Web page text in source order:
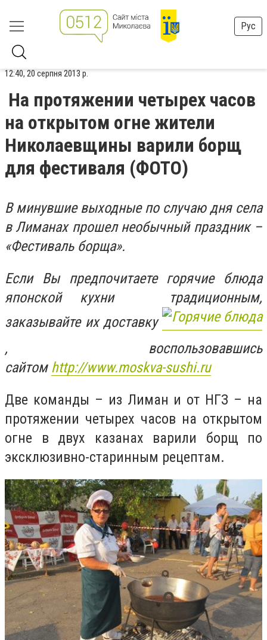
Рус
12:40, 20 серпня 2013 р.
На протяжении четырех часов
на открытом огне жители
Николаевщины варили борщ
для фестиваля (ФОТО)
В минувшие выходные по случаю дня села
в Лиманах прошел необычный праздник –
«Фестиваль борща».
Если Вы предпочитаете горячие блюда
японской кухни традиционным,
заказывайте их доставку
, воспользовавшись
сайтом http://www.moskva-sushi.ru
Две команды – из Лиман и от НГЗ – на
протяжении четырех часов на открытом
огне в двух казанах варили борщ по
эксклюзивно-старинным рецептам.